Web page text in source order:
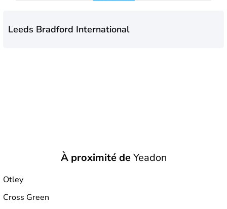
Leeds Bradford International
À proximité deYeadon
Otley
Cross Green